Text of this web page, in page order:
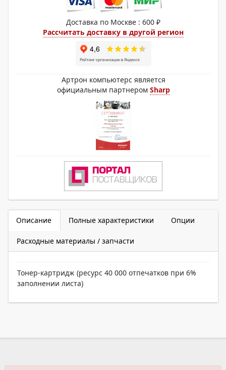
Доставка по Москве : 600 ₽
Рассчитать доставку в другой регион
Артрон компьютерс является
официальным партнером Sharp
Описание Полные характеристики Опции
Расходные материалы / запчасти
Тонер-картридж (ресурс 40 000 отпечатков при 6%
заполнении листа)